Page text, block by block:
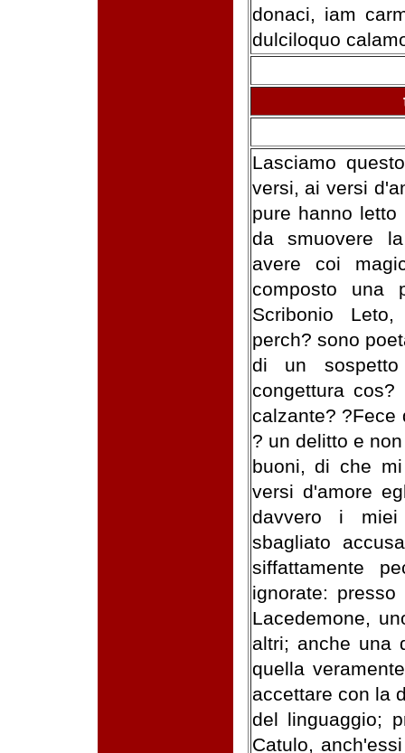
donaci, iam
dulciloquo
Lasciamo
versi, ai versi
pure hanno
da smuovere
avere coi
composto
Scribonio
perch? sono
di un
congettura
calzante? ?Fece
? un delitto e
buoni, di che
versi d'amore
davvero i
sbagliato
siffattamente
ignorate:
Lacedemone,
altri; anche una
quella
accettare con la
del linguaggio;
Catulo,